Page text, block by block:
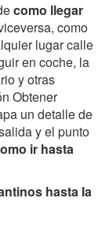
como llegar
como
lugar calle
en coche, la
y otras
Obtener
un detalle de
y el punto
ir hasta
hasta la